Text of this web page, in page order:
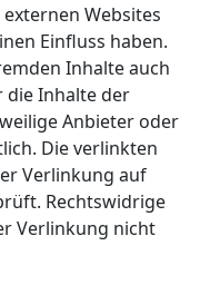
Websites
Einfluss haben.
Inhalte auch
die Inhalte der
Anbieter oder
Die verlinkten
Verlinkung auf
Rechtswidrige
Verlinkung nicht